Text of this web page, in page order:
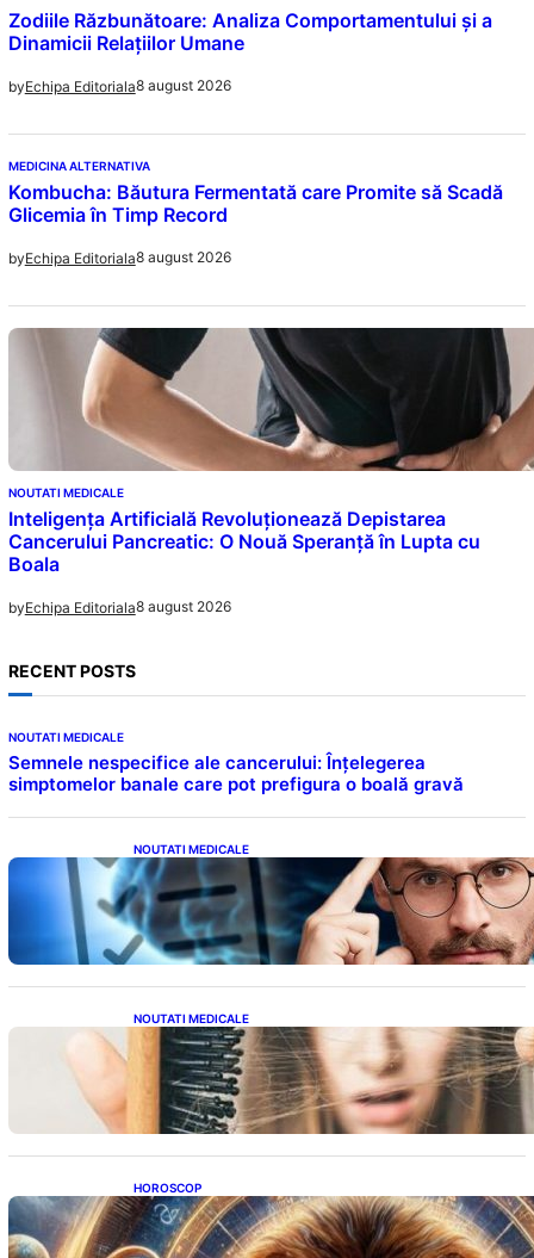
Zodiile Răzbunătoare: Analiza Comportamentului și a
Dinamicii Relațiilor Umane
byEchipa Editoriala8 august 2026
MEDICINA ALTERNATIVA
Kombucha: Băutura Fermentată care Promite să Scadă
Glicemia în Timp Record
byEchipa Editoriala8 august 2026
NOUTATI MEDICALE
Inteligența Artificială Revoluționează Depistarea
Cancerului Pancreatic: O Nouă Speranță în Lupta cu
Boala
byEchipa Editoriala8 august 2026
RECENT POSTS
NOUTATI MEDICALE
Semnele nespecifice ale cancerului: Înțelegerea
simptomelor banale care pot prefigura o boală gravă
NOUTATI MEDICALE
Inteligența dincolo de note: Semnele unui IQ
ridicat care nu țin de școală
NOUTATI MEDICALE
Semnele unei deficiențe de proteine:
Impactul asupra sănătății tale
HOROSCOP
Portalul Leului 8/8: Oportunități de
Abundență pentru Cinci Zodii în 2026